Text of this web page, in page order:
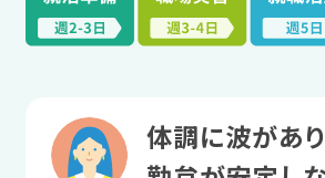
体調に波があり